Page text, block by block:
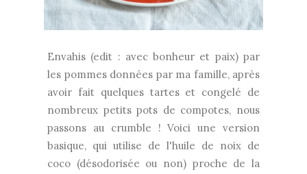
Envahis (edit : avec bonheur et paix) par
les pommes données par ma famille, après
avoir fait quelques tartes et congelé de
nombreux petits pots de compotes, nous
passons au crumble ! Voici une version
basique, qui utilise de l'huile de noix de
coco (désodorisée ou non) proche de la